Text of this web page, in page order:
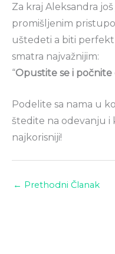
Za kraj Aleksandra
promišljenim
uštedeti a biti
smatra najvažnijim:
“Opustite se i
Podelite sa nama u
štedite na odevanju i
najkorisniji!
← Prethodni Članak